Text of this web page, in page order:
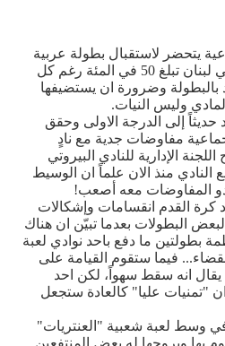
يتحضر لاستقبال بطولة عربية
ان حظوظ إقامة البطولة في لبنان تبلغ 50 في المئة رغم كل
بالبطولة وضرورة ان يستضيفها
وليس النيات.
إلى الدرجة الاولى وحقق
مفاوضات جدية مع نادٍ
الإدارية للنادي البيروتي
النادي منذ الان علماً ان الوسيط
المفاوضات معه أصعب!
كرة القدم انقسامات وإشكالات
البطولات بعدما تبيّن ان هناك
بطولتين ما دفع باحد نوادي لعبة
فيما ستقوم القيامة على
يقال انه سقط سهواً، لكن احد
ان "تمنيات عليا" كالعادة ستجعل
في وسط لعبة شعبية "العنتريات"
بها ويروجها له بعض المنتفعين